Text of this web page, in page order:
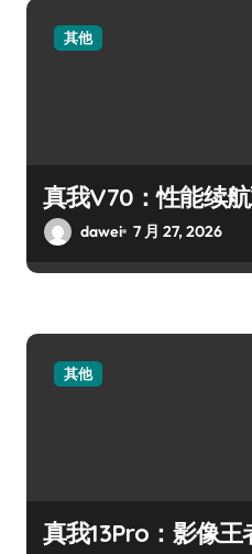
其他
真我V70：性能续航
dawei 7 月 27, 2026
其他
真我13Pro：影像